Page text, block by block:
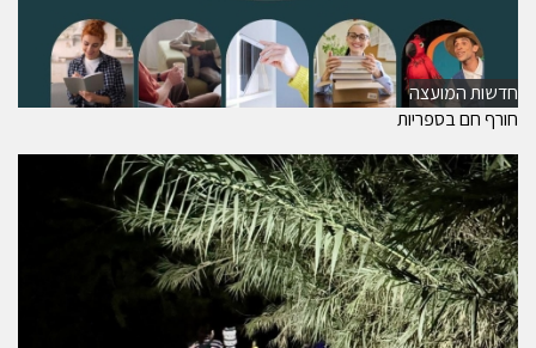
חדשות המועצה
חורף חם בספריות